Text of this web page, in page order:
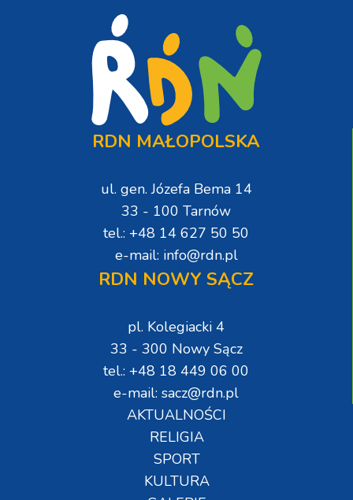
RDN MAŁOPOLSKA
ul. gen. Józefa Bema 14
33 - 100 Tarnów
tel.: +48 14 627 50 50
e-mail: info@rdn.pl
RDN NOWY SĄCZ
pl. Kolegiacki 4
33 - 300 Nowy Sącz
tel.: +48 18 449 06 00
e-mail: sacz@rdn.pl
AKTUALNOŚCI
RELIGIA
SPORT
KULTURA